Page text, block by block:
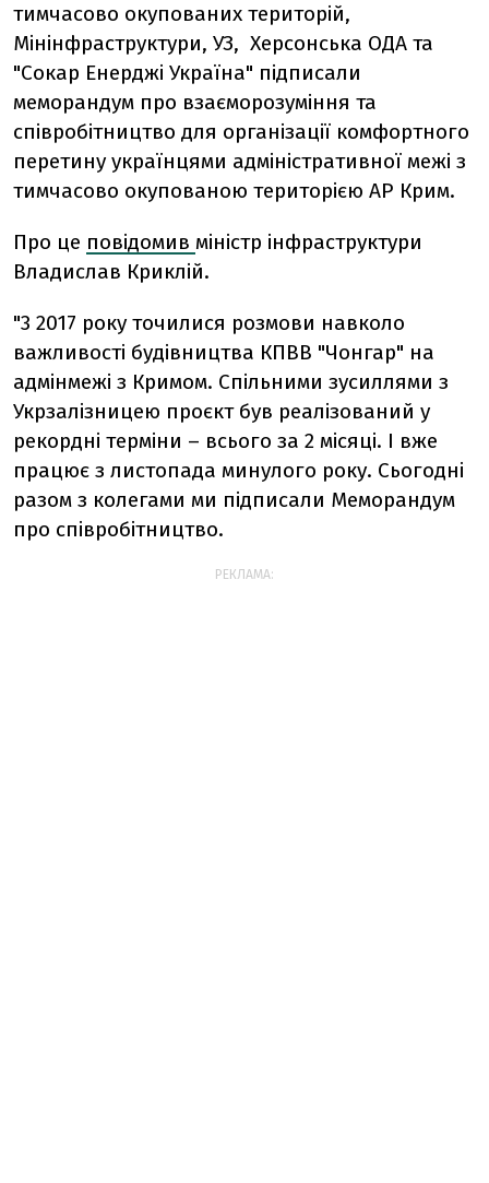
тимчасово окупованих територій,
Мінінфраструктури, УЗ, Херсонська ОДА та
"Сокар Енерджі Україна" підписали
меморандум про взаєморозуміння та
співробітництво для організації комфортного
перетину українцями адміністративної межі з
тимчасово окупованою територією АР Крим.
Про це повідомив міністр інфраструктури
Владислав Криклій.
"3 2017 року точилися розмови навколо
важливості будівництва КПВВ "Чонгар" на
адмінмежі з Кримом. Спільними зусиллями з
Укрзалізницею проєкт був реалізований у
рекордні терміни – всього за 2 місяці. І вже
працює з листопада минулого року. Сьогодні
разом з колегами ми підписали Меморандум
про співробітництво.
РЕКЛАМА: